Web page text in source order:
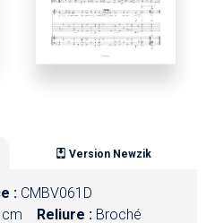
Version Newzik
: CMBV061D
Reliure : Broché